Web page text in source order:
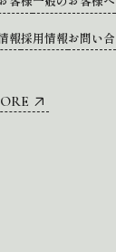
報採用情報お問い